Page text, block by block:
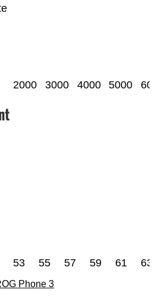
2000 3000 4000 5000
53 55 57 59 61 63
Phone 3